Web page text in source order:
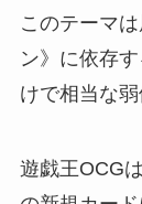
このテーマ
ン》に依存
けで相当な弱
遊戯王OCG